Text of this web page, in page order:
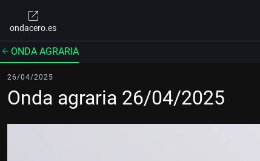
ondacero.es
ONDA AGRARIA
26/04/2025
Onda agraria 26/04/2025